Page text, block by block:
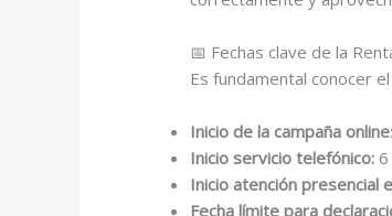
📅 Fechas clave de la
Es fundamental conocer
Inicio de la campaña online
Inicio servicio telefónico: 6
Inicio atención presencial
Fecha límite para